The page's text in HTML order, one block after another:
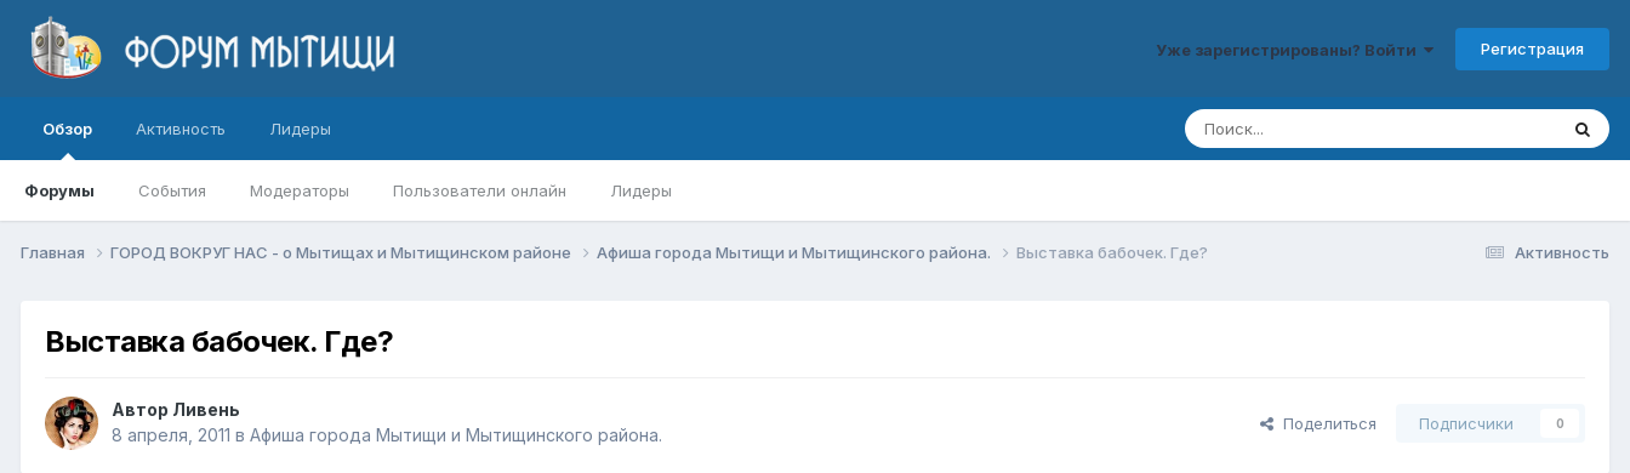
Уже зарегистрированы? Войти Регистрация
Обзор
Форумы События Модераторы Пользователи онлайн Лидеры
Активность Лидеры
Активность
Главная ГОРОД ВОКРУГ НАС - о Мытищах и Мытищинском районе Афиша города Мытищи и Мытищинского района. Выставка бабочек. Где?
Выставка бабочек. Где?
Автор Ливень
8 апреля, 2011 в Афиша города Мытищи и Мытищинского района.
Поделиться Подписчики 0